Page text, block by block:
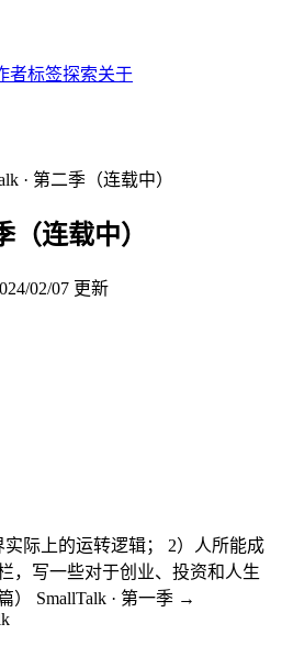
者标签探索关于
· 第二季（连载中）
（连载中）
02/07 更新
际上的运转逻辑； 2）人所能成
，写一些对于创业、投资和人生
） SmallTalk · 第一季 →